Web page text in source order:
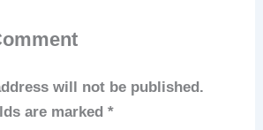
will not be published.
are marked *